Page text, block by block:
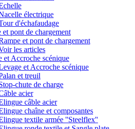
électrique
d'échafaudage
et pont de chargement
et pont de chargement
les articles
et Accroche scénique
et Accroche scénique
et treuil
chute de charge
acier
câble acier
chaîne et composantes
textile armée ''Steelflex''